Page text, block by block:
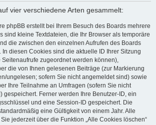
vier verschiedene Arten gesammelt:
phpBB erstellt bei Ihrem Besuch des Boards mehrere
sind kleine Textdateien, die Ihr Browser als temporäre
die zwischen den einzelnen Aufrufen des Boards
diesen Cookies sind die aktuelle ID Ihrer Sitzung
Seitenaufrufe zugeordnet werden können),
die von Ihnen gelesenen Beiträge (zur Markierung
ungelesen; sofern Sie nicht angemeldet sind) sowie
Ihre Teilnahme an Umfragen (sofern Sie nicht
gespeichert. Ferner werden Ihre Benutzer-ID, ein
und eine Session-ID gespeichert. Die
eine Gültigkeit von einem Jahr. Alle
jederzeit über die Funktion „Alle Cookies löschen“